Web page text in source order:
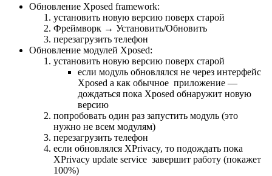
Обновление Xposed framework:
установить новую версию поверх старой
Фреймворк → Установить/Обновить
перезагрузить телефон
Обновление модулей Xposed:
установить новую версию поверх старой
если модуль обновлялся не через интерфейс
Xposed а как обычное приложение —
дождаться пока Xposed обнаружит новую
версию
попробовать один раз запустить модуль (это
нужно не всем модулям)
перезагрузить телефон
если обновлялся XPrivacy, то подождать пока
XPrivacy update service завершит работу (покажет
100%)